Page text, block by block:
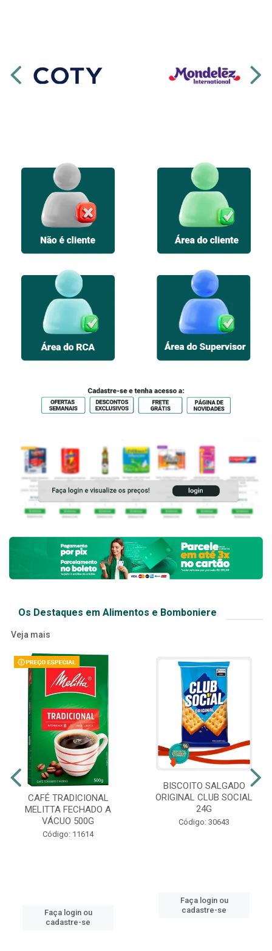
Os Destaques em Alimentos e Bomboniere
Veja mais
CAFÉ TRADICIONAL
MELITTA FECHADO A
VÁCUO 500G
Código: 11614
Faça login ou
cadastre-se
BISCOITO SALGADO
ORIGINAL CLUB SOCIAL
24G
Código: 30643
Faça login ou
cadastre-se